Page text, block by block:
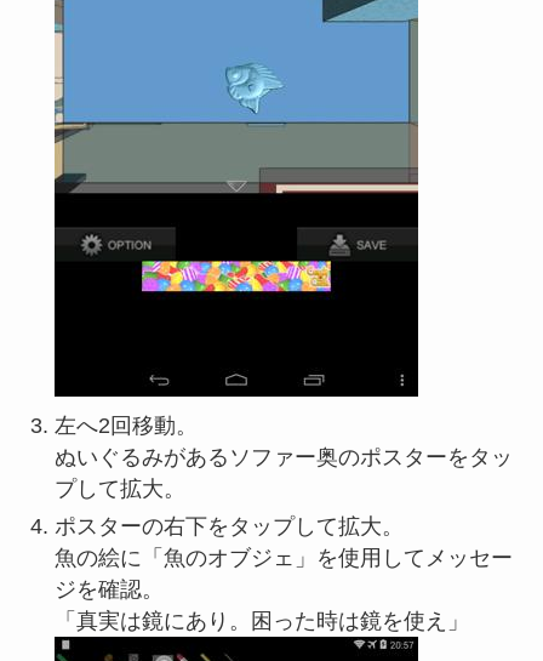
左へ2回移動。
ぬいぐるみがあるソファー奥のポスターをタッ
プして拡大。
ポスターの右下をタップして拡大。
魚の絵に「魚のオブジェ」を使用してメッセー
ジを確認。
「真実は鏡にあり。困った時は鏡を使え」